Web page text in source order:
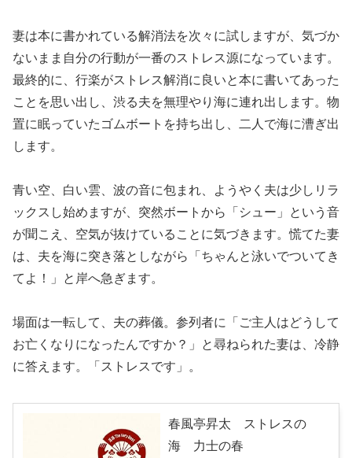
妻は本に書かれている解消法を次々に試しますが、気づか
ないまま自分の行動が一番のストレス源になっています。
最終的に、行楽がストレス解消に良いと本に書いてあった
ことを思い出し、渋る夫を無理やり海に連れ出します。物
置に眠っていたゴムボートを持ち出し、二人で海に漕ぎ出
します。
青い空、白い雲、波の音に包まれ、ようやく夫は少しリラ
ックスし始めますが、突然ボートから「シュー」という音
が聞こえ、空気が抜けていることに気づきます。慌てた妻
は、夫を海に突き落としながら「ちゃんと泳いでついてき
てよ！」と岸へ急ぎます。
場面は一転して、夫の葬儀。参列者に「ご主人はどうして
お亡くなりになったんですか？」と尋ねられた妻は、冷静
に答えます。「ストレスです」。
春風亭昇太 ストレスの
海 力士の春